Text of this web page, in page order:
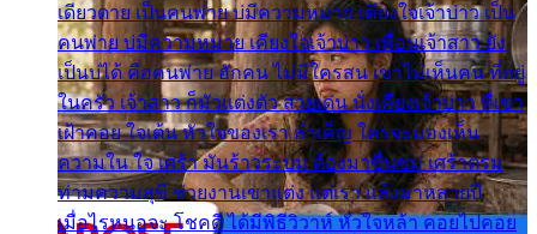
เดียวดาย เป็นคนพ่าย บ่มีความหมาย เคียงใจเจ้าบ่าว เป็น
คนพ่าย บ่มีความหมาย เคียงใจเจ้าบ่าว เพื่อนเจ้าสาว ยัง
เป็นบ่ได้ คือคนพ่าย ฮักคน ไม่มีใครสน เขาไม่เห็นคน ที่อยู่
ในครัว เจ้าสาว ก็มัวแต่งตัว สวยเด่น นั่งเคียงเจ้าบ่าว ที่เขา
เฝ้าคอย ใจเต้น หัวใจของเรา ลำเค็ญ ใครจะมองเห็น
ความใน ใจ เศร้า มันร้าวระบม ต้องมาขื่นขม เศร้าตรม
ท่ามความสุขี ช่วยงานเขาแต่ง แต่เรา แล้งมาหลายปี
เมื่อไรหนอจะ โชคดี ได้มีพิธีวิวาห์ หัวใจหล้า คอยไปคอย